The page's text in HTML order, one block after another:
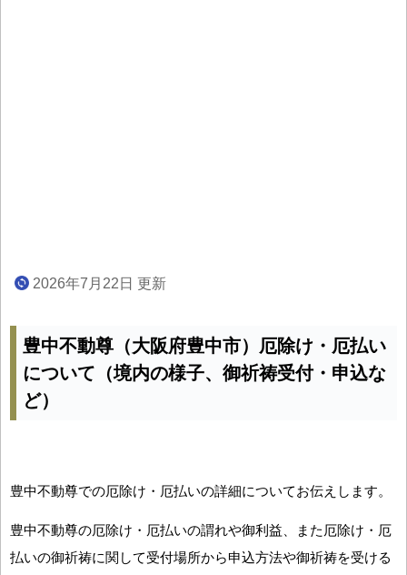
2026年7月22日 更新
豊中不動尊（大阪府豊中市）厄除け・厄払い
について（境内の様子、御祈祷受付・申込な
ど）
豊中不動尊での厄除け・厄払いの詳細についてお伝えします。
豊中不動尊の厄除け・厄払いの謂れや御利益、また厄除け・厄
払いの御祈祷に関して受付場所から申込方法や御祈祷を受ける